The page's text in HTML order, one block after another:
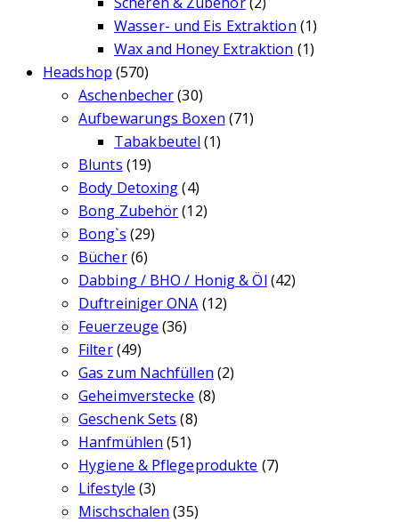
Wasser- und Eis Extraktion (1)
Wax and Honey Extraktion (1)
Headshop (570)
Aschenbecher(30)
Aufbewarungs Boxen (71)
Tabakbeutel (1)
Blunts (19)
Body Detoxing (4)
Bong Zubehör(12)
Bong`s (29)
Bücher(6)
Dabbing / BHO / Honig & Öl (42)
Duftreiniger ONA (12)
Feuerzeuge (36)
Filter(49)
Gas zum Nachfüllen (2)
Geheimverstecke (8)
Geschenk Sets (8)
Hanfmühlen (51)
Hygiene & Pflegeprodukte (7)
Lifestyle (3)
Mischschalen (35)